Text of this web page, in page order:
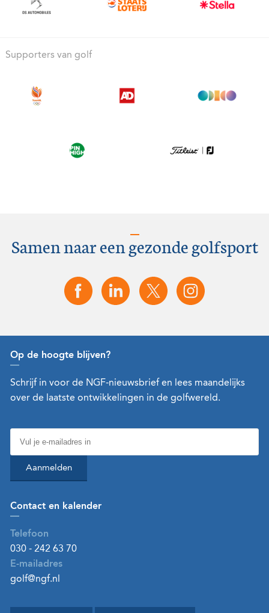
Supporters van golf
Samen naar een gezonde golfsport
Op de hoogte blijven?
Schrijf in voor de NGF-nieuwsbrief en lees maandelijks
over de laatste ontwikkelingen in de golfwereld.
Aanmelden
Contact en kalender
Telefoon
030 - 242 63 70
E-mailadres
golf@ngf.nl